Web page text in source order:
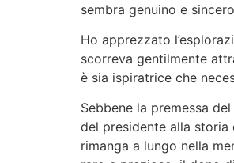
sembra genuino e
Ho apprezzato
scorreva gentilmente
è sia ispiratrice che
Sebbene la premessa
del presidente alla
rimanga a lungo nella